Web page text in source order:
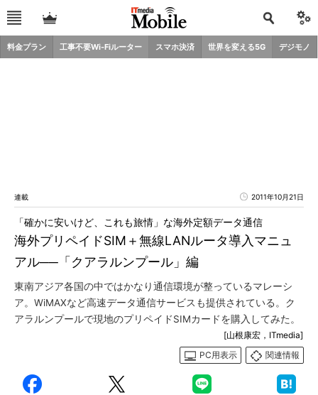
料金プラン 工事不要Wi-Fiルーター スマホ決済 世界を変える5G デジモノ
連載 2011年10月21日
海外プリペイドSIM＋無線LANルータ導入マニュ
アル──「クアラルンプール」編
「確かに安いけど、これも旅情」な海外定額データ通信
東南アジア各国の中ではかなり通信環境が整っているマレーシ
ア。WiMAXなど高速データ通信サービスも提供されている。ク
アラルンプールで現地のプリペイドSIMカードを購入してみた。
[山根康宏，ITmedia]
PC用表示
関連情報